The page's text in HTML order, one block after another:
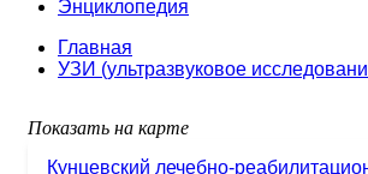
Энциклопедия
Главная
УЗИ (ультразвуковое
Показать на карте
Кунцевский лечебно-